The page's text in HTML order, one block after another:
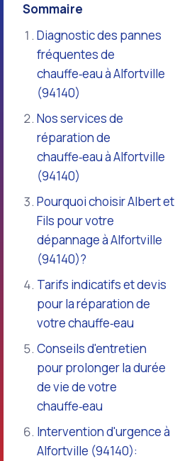
Sommaire
Diagnostic des pannes
fréquentes de
chauffe‑eau à Alfortville
(94140)
Nos services de
réparation de
chauffe‑eau à Alfortville
(94140)
Pourquoi choisir Albert et
Fils pour votre
dépannage à Alfortville
(94140)?
Tarifs indicatifs et devis
pour la réparation de
votre chauffe‑eau
Conseils d'entretien
pour prolonger la durée
de vie de votre
chauffe‑eau
Intervention d'urgence à
Alfortville (94140):